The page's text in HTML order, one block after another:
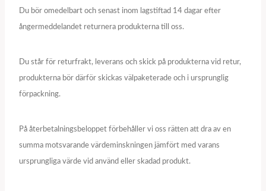
Du bör omedelbart och senast inom lagstiftad 14 dagar efter
ångermeddelandet returnera produkterna till oss.
Du står för returfrakt, leverans och skick på produkterna vid retur,
produkterna bör därför skickas välpaketerade och i ursprunglig
förpackning.
På återbetalningsbeloppet förbehåller vi oss rätten att dra av en
summa motsvarande värdeminskningen jämfört med varans
ursprungliga värde vid använd eller skadad produkt.